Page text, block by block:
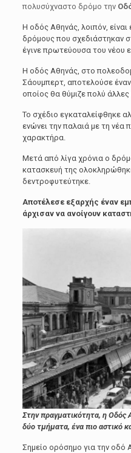
πολυσύχναστο δρόμο την
Η οδός Αθηνάς, λοιπόν,
δρόμους που σχεδιάστηκαν
έγινε πρωτεύουσα του νέου
Η οδός Αθηνάς, στο
Σάουμπερτ, αποτελούσε
οποίος θα θύμιζε πολύ
Το σχέδιο εγκαταλείφθηκε
ενώνει την παλαιά με τη νέα
χαρακτήρα.
Μετά από λίγα χρόνια ο
κατασκευή της
δεντροφυτεύτηκε.
Αποτέλεσε εξαρχής έναν
άρχισαν να ανοίγουν
Στην πραγματικότητα, η Οδός
δύο τμήματα, ένα πιο αστικό
Σημείο ορόσημο για την οδό